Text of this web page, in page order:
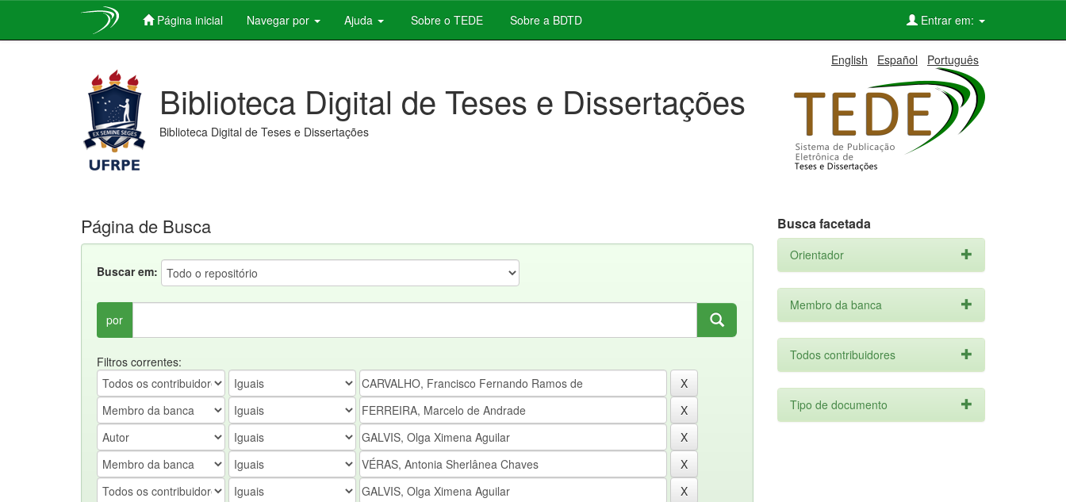
Página inicial Navegar por Ajuda Sobre o TEDE Sobre a BDTD Entrar em:
English Español Português
Biblioteca Digital de Teses e Dissertações
Biblioteca Digital de Teses e Dissertações
Página de Busca
Buscar em:
por
Filtros correntes:
Busca facetada
Orientador
Membro da banca
Todos contribuidores
Tipo de documento